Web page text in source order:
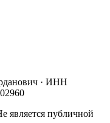
· ИНН
является публичной